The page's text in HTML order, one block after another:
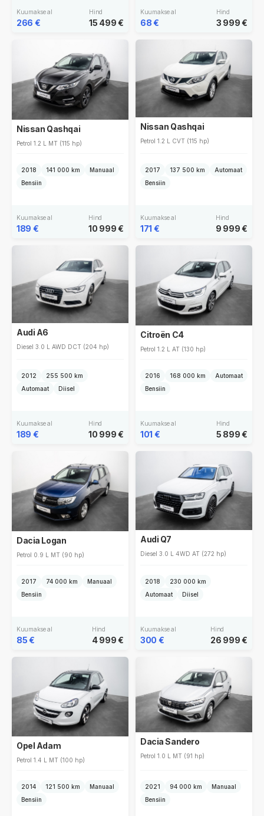
Kuumakse al
266 €
Hind
15 499 €
Kuumakse al
68 €
Hind
3 999 €
Nissan Qashqai
Petrol 1.2 L MT (115 hp)
2018 141 000 km
Manuaal
Bensiin
Kuumakse al
189 €
Hind
10 999 €
Nissan Qashqai
Petrol 1.2 L CVT (115 hp)
2017 137 500 km
Automaat
Bensiin
Kuumakse al
171 €
Hind
9 999 €
Audi A6
Diesel 3.0 L AWD DCT (204 hp)
2012
255 500 km
Automaat
Diisel
Kuumakse al
189 €
Hind
10 999 €
Citroën C4
Petrol 1.2 L AT (130 hp)
2016 168 000 km
Automaat
Bensiin
Kuumakse al
101 €
Hind
5 899 €
Dacia Logan
Petrol 0.9 L MT (90 hp)
2017 74 000 km
Manuaal
Bensiin
Kuumakse al
85 €
Hind
4 999 €
Audi Q7
Diesel 3.0 L 4WD AT (272 hp)
2018
230 000 km
Automaat
Diisel
Kuumakse al
300 €
Hind
26 999 €
Opel Adam
Petrol 1.4 L MT (100 hp)
2014 121 500 km
Manuaal
Bensiin
Dacia Sandero
Petrol 1.0 L MT (91 hp)
2021 94 000 km
Manuaal
Bensiin